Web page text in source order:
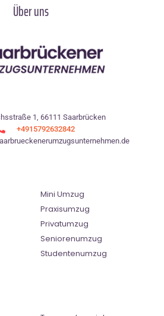
Über uns
1, 66111 Saarbrücken
+4915792632842
Mini Umzug
Praxisumzug
Privatumzug
Seniorenumzug
Studentenumzug